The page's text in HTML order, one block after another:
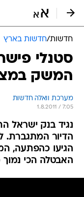
חדשות/חדשות בארץ
סטנלי
המשק
מערכת וואלה חדשות
1.8.2011 / 7:05
נגיד בנק ישראל
הדיור המתגברת.
הגיעו כהפתעה,
האבטלה הכי נמוך מאז